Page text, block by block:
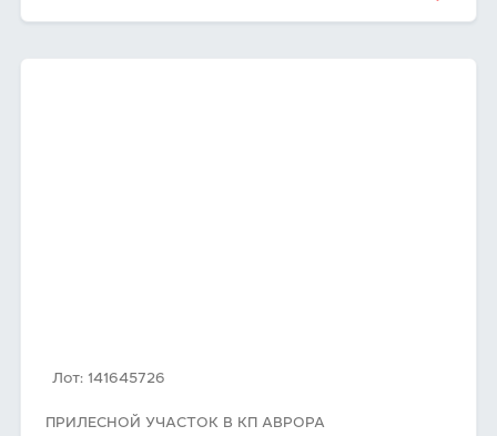
Лот: 141645726
ПРИЛЕСНОЙ УЧАСТОК В КП АВРОРА